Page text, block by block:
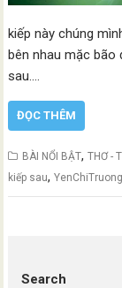
kiếp này chúng
bên nhau mặc bão
sau.…
ĐỌC THÊM
BÀI NỔI BẬT,THƠ -
kiếp sau,YenChiTruong
Search